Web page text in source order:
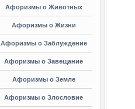
Афоризмы о Животных
Афоризмы о Жизни
Афоризмы о Заблуждение
Афоризмы о Завещание
Афоризмы о Земле
Афоризмы о Злословие